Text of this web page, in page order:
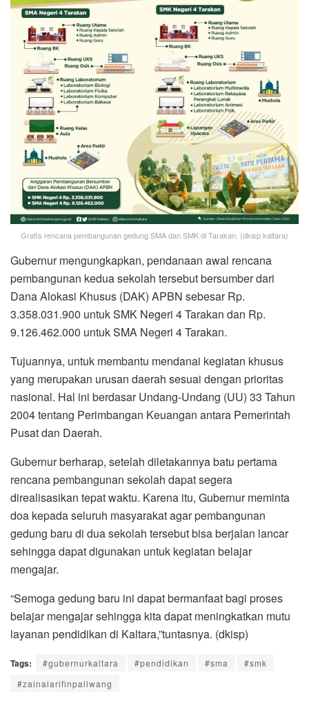
Grafis rencana pembangunan gedung SMA dan SMK di Tarakan. (dkisp kaltara)
Gubernur mengungkapkan, pendanaan awal rencana
pembangunan kedua sekolah tersebut bersumber dari
Dana Alokasi Khusus (DAK) APBN sebesar Rp.
3.358.031.900 untuk SMK Negeri 4 Tarakan dan Rp.
9.126.462.000 untuk SMA Negeri 4 Tarakan.
Tujuannya, untuk membantu mendanai kegiatan khusus
yang merupakan urusan daerah sesuai dengan prioritas
nasional. Hal ini berdasar Undang-Undang (UU) 33 Tahun
2004 tentang Perimbangan Keuangan antara Pemerintah
Pusat dan Daerah.
Gubernur berharap, setelah diletakannya batu pertama
rencana pembangunan sekolah dapat segera
direalisasikan tepat waktu. Karena itu, Gubernur meminta
doa kepada seluruh masyarakat agar pembangunan
gedung baru di dua sekolah tersebut bisa berjalan lancar
sehingga dapat digunakan untuk kegiatan belajar
mengajar.
“Semoga gedung baru ini dapat bermanfaat bagi proses
belajar mengajar sehingga kita dapat meningkatkan mutu
layanan pendidikan di Kaltara,”tuntasnya. (dkisp)
Tags: #gubernurkaltara #pendidikan #sma
#smk
#zainalarifinpaliwang